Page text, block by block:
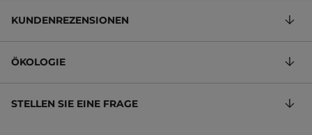
KUNDENREZENSIONEN
ÖKOLOGIE
STELLEN SIE EINE FRAGE